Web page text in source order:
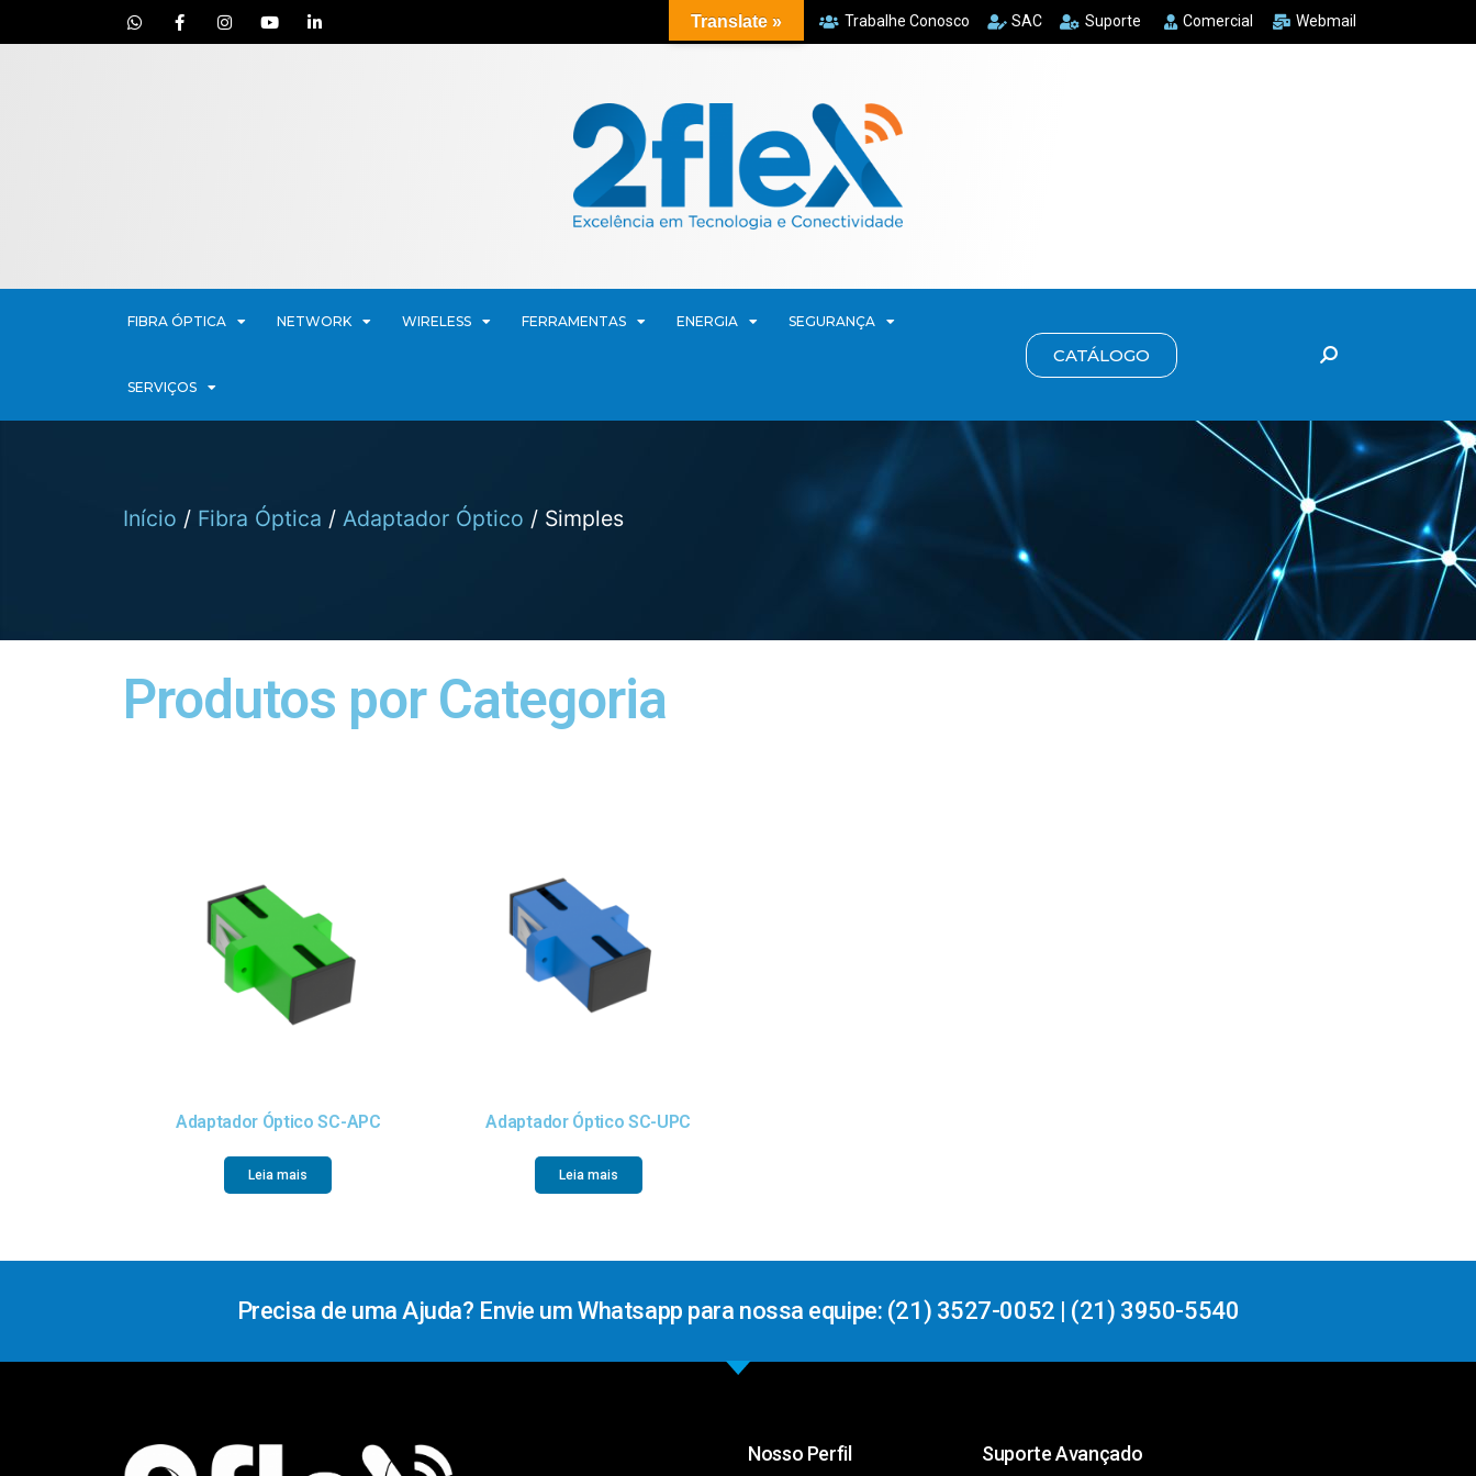
Trabalhe Conosco SAC Suporte Comercial Webmail
FIBRA ÓPTICA NETWORK WIRELESS FERRAMENTAS ENERGIA SEGURANÇA
SERVIÇOS
CATÁLOGO
Início / Fibra Óptica / Adaptador Óptico / Simples
Produtos por Categoria
Adaptador Óptico SC-APC
Leia mais
Adaptador Óptico SC-UPC
Leia mais
Precisa de uma Ajuda? Envie um Whatsapp para nossa equipe: (21) 3527-0052 | (21) 3950-5540
Nosso Perfil Suporte Avançado
Translate »